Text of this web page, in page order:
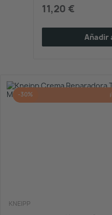
11,20 €
Añadir
KNEIPP
-30%